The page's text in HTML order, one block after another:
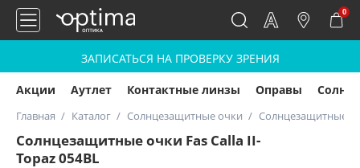
0
ЗАПИСАТЬСЯ НА ПРОВЕРКУ ЗРЕНИЯ
Акции Аутлет Контактные линзы Оправы
Главная Каталог Солнцезащитные очки Солнцезащитные
Солнцезащитные очки Fas Calla II-
Topaz 054BL